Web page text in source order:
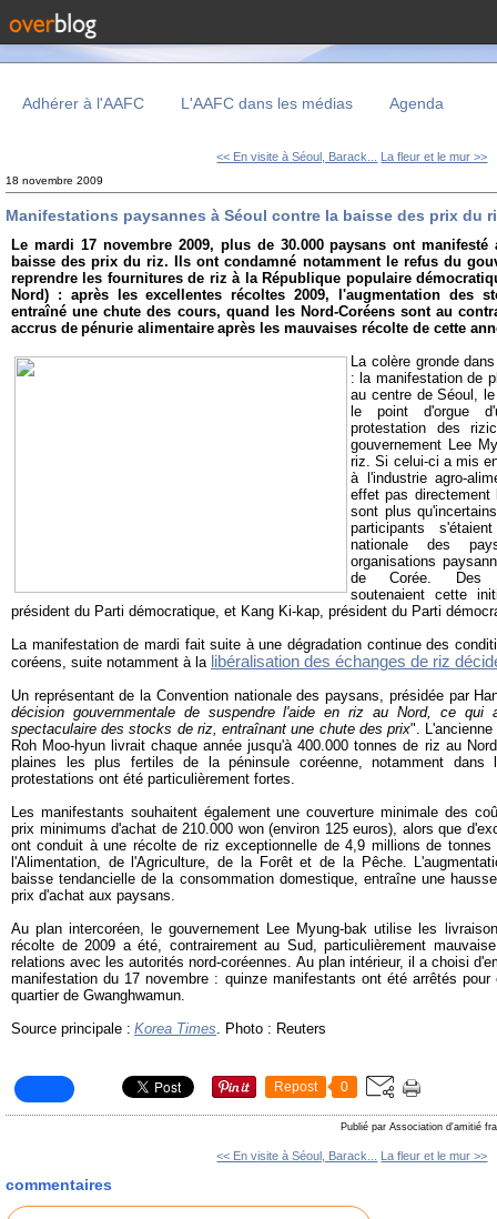
Adhérer à l'AAFC L'AAFC dans les médias Agenda
<< En visite à Séoul, Barack... La fleur et le mur >>
18 novembre 2009
Manifestations paysannes à Séoul contre la baisse des prix du
Le mardi 17 novembre 2009, plus de 30.000 paysans ont
baisse des prix du riz. Ils ont condamné notamment le refus du
reprendre les fournitures de riz à la République populaire
Nord) : après les excellentes récoltes 2009, l'augmentation des
entraîné une chute des cours, quand les Nord-Coréens sont au
accrus de pénurie alimentaire après les mauvaises récolte de cette
La colère gronde
: la manifestation de
au centre de Séoul,
le point d'orgue
protestation des
gouvernement Lee
riz. Si celui-ci a mis
à l'industrie agro-
effet pas
sont plus
participants
nationale des
organisations
de Corée. Des
soutenaient cette
président du Parti démocratique, et Kang Ki-kap, président du Parti
La manifestation de mardi fait suite à une dégradation continue des
coréens, suite notamment à la libéralisation des échanges de riz
Un représentant de la Convention nationale des paysans, présidée par
décision gouvernmentale de suspendre l'aide en riz au Nord, ce qui
spectaculaire des stocks de riz, entraînant une chute des prix".
Roh Moo-hyun livrait chaque année jusqu'à 400.000 tonnes de riz au
plaines les plus fertiles de la péninsule coréenne, notamment
protestations ont été particulièrement fortes.
Les manifestants souhaitent également une couverture minimale des
prix minimums d'achat de 210.000 won (environ 125 euros), alors que
ont conduit à une récolte de riz exceptionnelle de 4,9 millions de
l'Alimentation, de l'Agriculture, de la Forêt et de la Pêche.
baisse tendancielle de la consommation domestique, entraîne une
prix d'achat aux paysans.
Au plan intercoréen, le gouvernement Lee Myung-bak utilise les
récolte de 2009 a été, contrairement au Sud, particulièrement
relations avec les autorités nord-coréennes. Au plan intérieur, il a choisi
manifestation du 17 novembre : quinze manifestants ont été arrêtés
quartier de Gwanghwamun.
Source principale : Korea Times. Photo : Reuters
Repost 0
Publié par Association d'amitié
<< En visite à Séoul, Barack... La fleur et le mur >>
commentaires